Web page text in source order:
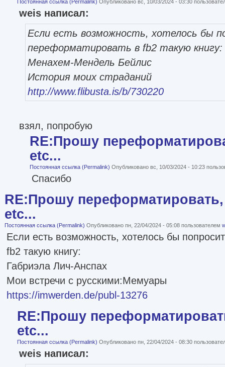
Постоянная ссылка (Permalink) Опубликовано вс, 10/03/2024 - 03:30
weis написал:
Если есть возможность, хотелось бы
переформатировать в fb2 такую книгу:
Менахем-Мендель Бейлис
История моих страданий
http://www.flibusta.is/b/730220
взял, попробую
RE:Прошу
etc...
Постоянная ссылка (Permalink) Опубликовано вс, 10/03/2024 - 10:23
Спасибо
RE:Прошу переформатировать,
etc...
Постоянная ссылка (Permalink) Опубликовано пн, 22/04/2024 - 05:08 пользователем
Если есть возможность, хотелось бы
fb2 такую книгу:
Габриэла Лич-Анспах
Мои встречи с русскими:Мемуары
https://imwerden.de/publ-13276
RE:Прошу
etc...
Постоянная ссылка (Permalink) Опубликовано пн, 22/04/2024 - 08:30
weis написал: